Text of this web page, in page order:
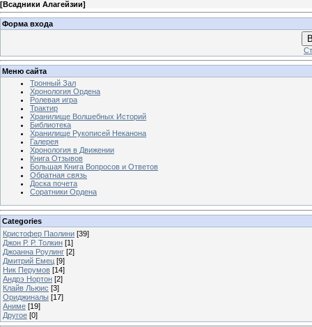
[Всадники Алагейзии]
Форма входа
Меню сайта
Тронный Зал
Хронология Ордена
Ролевая игра
Трактир
Хранилище Волшебных Историй
Библиотека
Хранилище Рукописей Неканона
Галерея
Хронология в Движении
Книга Отзывов
Большая Книга Вопросов и Ответов
Обратная связь
Доска почета
Соратники Ордена
Categories
Кристофер Паолини [39]
Джон Р. Р. Толкин [1]
Джоанна Роулинг [2]
Дмитрий Емец [9]
Ник Перумов [14]
Андрэ Нортон [2]
Клайв Льюис [3]
Ориджиналы [17]
Аниме [19]
Другое [0]